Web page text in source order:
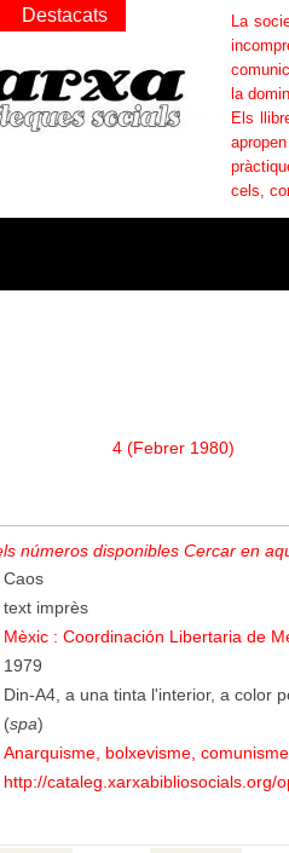
4 (Febrer 1980)
números disponibles Cercar en
Caos
text imprès
Mèxic : Coordinación Libertaria de
1979
Din-A4, a una tinta l'interior, a color
(spa)
Anarquisme, bolxevisme,
http://cataleg.xarxabibliosocials.org/
La
la
Els
cels,
Destacats